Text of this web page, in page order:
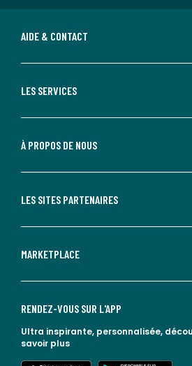
AIDE & CONTACT
LES SERVICES
À PROPOS DE NOUS
LES SITES PARTENAIRES
MARKETPLACE
RENDEZ-VOUS SUR L'APP
Ultra inspirante, personnalisée,
savoir plus
lien vers l'app store
lien vers google play